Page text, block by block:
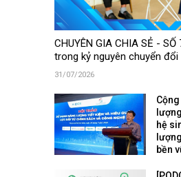
CHUYÊN GIA CHIA SẺ -
trong kỷ nguyên chuyển đổi
31/07/2026
hệ
bền